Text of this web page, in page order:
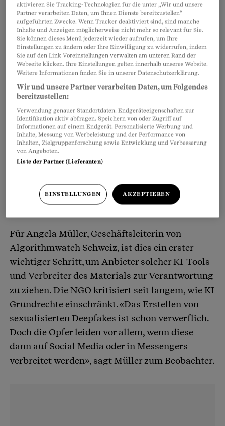
Pornos erstellen mit einem Klick
Der Fall steht für eine alarmierende
Entwicklung: KI ermöglicht es inzwischen
jedem, aus harmlosen Fotos sexualisierte
Deepfakes zu erstellen. Sogenannte Nudifier-
Apps machen es möglich.
Der Bundesrat soll handeln. Am 16. Juni
Motion, die auch die Regierung unterstützt.
Demnächst dürfte der Ständerat folgen.
Für Angela Müller, Geschäftsleiterin von
Algorithmwatch Schweiz, ist dies ein erster
wichtiger Schritt, um Anbieter solcher KI-Tools
und Verbreiter des Materials zur Verantwortung
zu ziehen. Die NGO kritisiert seit langem, wie KI
Grundrechte einschränkt. «Das Erstellen von
sexualisierten Deepfakes ist schon verwerflich.
Doch die Opfer leiden vor allem, wenn diese
dann auf Social Media oder in Messengers
verbreitet werden», sagt Müller zum Beobachter.
aktivieren Sie Tracking-Technologien für die unter „Wir und unsere
Partner verarbeiten Daten, um Ihnen Dienste bereitzustellen“
aufgeführten Zwecke. Wenn Tracker deaktiviert sind, sind manche
Inhalte und Anzeigen möglicherweise nicht mehr so relevant für Sie.
Sie können dieses Menü jederzeit wieder aufrufen, um Ihre
Einstellungen zu ändern oder Ihre Einwilligung zu widerrufen, indem
Sie auf den Link Voreinstellungen verwalten am unteren Rand der
Webseite klicken. Ihre Einstellungen gelten innerhalb unseres Website.
Weitere Informationen finden Sie in unserer Datenschutzerklärung.
Wir und unsere Partner verarbeiten Daten, um Folgendes
bereitzustellen:
Verwendung genauer Standortdaten. Endgeräteeigenschaften zur
Identifikation aktiv abfragen. Speichern von oder Zugriff auf
Informationen auf einem Endgerät. Personalisierte Werbung und
Inhalte, Messung von Werbeleistung und der Performance von
Inhalten, Zielgruppenforschung sowie Entwicklung und Verbesserung
von Angeboten.
Liste der Partner (Lieferanten)
EINSTELLUNGEN AKZEPTIEREN